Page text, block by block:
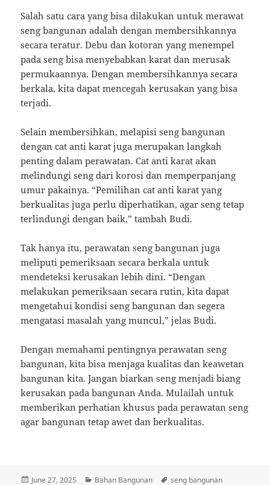
Salah satu cara yang bisa dilakukan untuk merawat
seng bangunan adalah dengan membersihkannya
secara teratur. Debu dan kotoran yang menempel
pada seng bisa menyebabkan karat dan merusak
permukaannya. Dengan membersihkannya secara
berkala, kita dapat mencegah kerusakan yang bisa
terjadi.
Selain membersihkan, melapisi seng bangunan
dengan cat anti karat juga merupakan langkah
penting dalam perawatan. Cat anti karat akan
melindungi seng dari korosi dan memperpanjang
umur pakainya. “Pemilihan cat anti karat yang
berkualitas juga perlu diperhatikan, agar seng tetap
terlindungi dengan baik,” tambah Budi.
Tak hanya itu, perawatan seng bangunan juga
meliputi pemeriksaan secara berkala untuk
mendeteksi kerusakan lebih dini. “Dengan
melakukan pemeriksaan secara rutin, kita dapat
mengetahui kondisi seng bangunan dan segera
mengatasi masalah yang muncul,” jelas Budi.
Dengan memahami pentingnya perawatan seng
bangunan, kita bisa menjaga kualitas dan keawetan
bangunan kita. Jangan biarkan seng menjadi biang
kerusakan pada bangunan Anda. Mulailah untuk
memberikan perhatian khusus pada perawatan seng
agar bangunan tetap awet dan berkualitas.
Posted
June 27, 2025 Categories
Bahan Bangunan Tags
seng bangunan